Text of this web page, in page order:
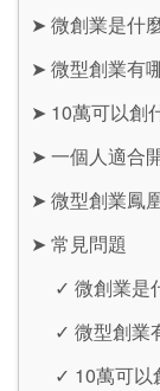
➤ 微創業是什
➤ 微型創業有
➤ 10萬可以創
➤ 一個人適合
➤ 微型創業鳳
➤ 常見問題
✓ 微創業是
✓ 微型創業
✓ 10萬可以